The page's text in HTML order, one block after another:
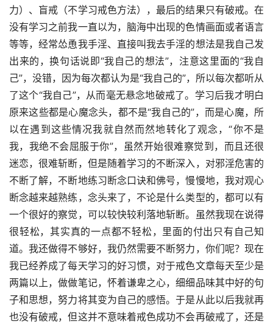
力）、盲戒（不学习戒色方法），最后的结果只有破戒。在
没有学习之前我一直以为，脑海中出现的色情画面或者语言
等等，经常怂恿我手淫、直接叫我去手淫的想法是我自己发
出来的，换句话说即“我自己的想法”，注意这里面的“我自
己”，没错，因为每次都认为是“我自己的”，所以每次都听从
了这个“我自己”，从而毫无悬念地破戒了。学习后我才明白
原来这些都是心魔念头，都不是“我自己的”，而是心魔，所
以在遇到这些情况我就自然而然地转化了观念，“你不是
我，我绝不会屈服于你”，虽然开始很难察觉到，而且还很
迷恋，很难斩断，但是随着学习的不断深入，对邪淫危害的
不断了解，不断地练习断念口诀和佛号，慢慢地，我对观心
断念越来越熟练，念头来了，不论是什么类型的，都可以有
一个很好的察觉，可以较快较利落地斩断。虽然我现在说得
很轻松，其实真的一点都不轻松，里面的付出只有自己知
道。我还做得不够好，我仍然需要不断努力，你们呢？现在
我已经养成了每天学习的好习惯，对于戒色文章每天至少是
两篇以上，做做笔记，怀着谦卑之心，细细品味其中好的句
子和思想，努力将其变为自己的感悟。于是从此以后我就再
也没有破戒，但这并不意味着戒色成功不会再破戒了，还是